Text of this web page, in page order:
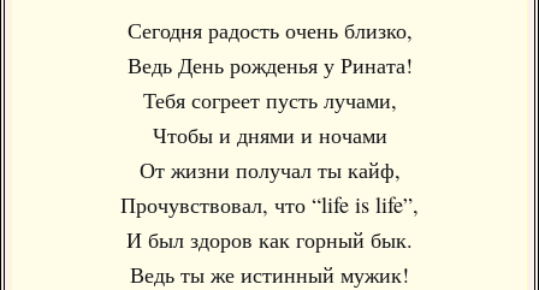
Сегодня радость очень близко,
Ведь День рожденья у Рината!
Тебя согреет пусть лучами,
Чтобы и днями и ночами
От жизни получал ты кайф,
Прочувствовал, что “life is life”,
И был здоров как горный бык.
Ведь ты же истинный мужик!